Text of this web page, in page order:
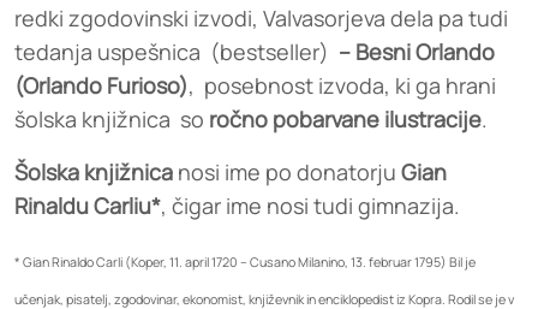
redki zgodovinski izvodi, Valvasorjeva dela pa tudi
tedanja uspešnica (bestseller) – Besni Orlando
(Orlando Furioso), posebnost izvoda, ki ga hrani
šolska knjižnica so ročno pobarvane ilustracije.
Šolska knjižnica nosi ime po donatorju Gian
Rinaldu Carliu*, čigar ime nosi tudi gimnazija.
* Gian Rinaldo Carli (Koper, 11. april 1720 – Cusano Milanino, 13. februar 1795) Bil je
učenjak, pisatelj, zgodovinar, ekonomist, književnik in enciklopedist iz Kopra. Rodil se je v